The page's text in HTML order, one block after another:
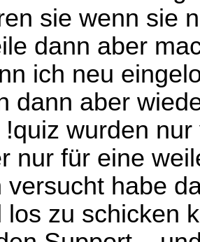
sie wenn sie
dann aber
ich neu
dann aber
!quiz wurden
nur für eine
versucht habe
los zu schicken